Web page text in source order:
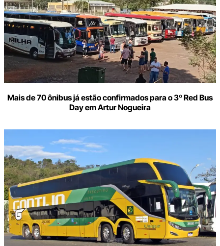
Mais de 70 ônibus já estão confirmados para o 3º Red Bus
Day em Artur Nogueira